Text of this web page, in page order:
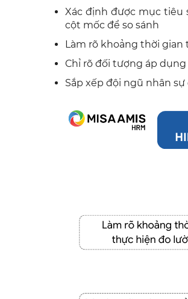
Xác định được mục tiêu
cột mốc để so sánh
Làm rõ khoảng thời
Chỉ rõ đối tượng áp dụng
Sắp xếp đội ngũ nhân